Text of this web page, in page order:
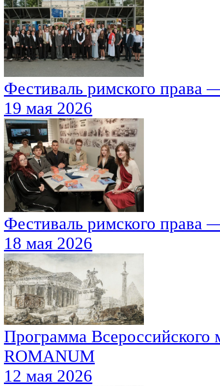
Фестиваль римского права
19 мая 2026
Фестиваль римского
18 мая 2026
Программа Всероссийского
ROMANUM
12 мая 2026